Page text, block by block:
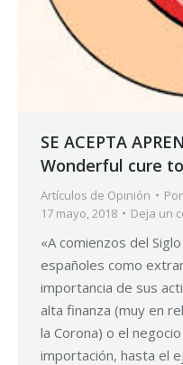
SE ACEPTA
Wonderful cure
Artículos de Opinión Por
17 mayo, 2018
Deja un
«A comienzos del
españoles como
importancia de sus
alta finanza (muy en
la Corona) o el
importación, hasta el